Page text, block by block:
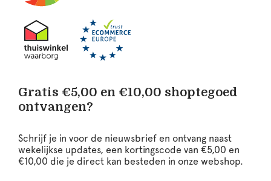
Gratis €5,00 en €10,00 shoptegoed
ontvangen?
Schrijf je in voor de nieuwsbrief en ontvang naast
wekelijkse updates, een kortingscode van €5,00 en
€10,00 die je direct kan besteden in onze webshop.